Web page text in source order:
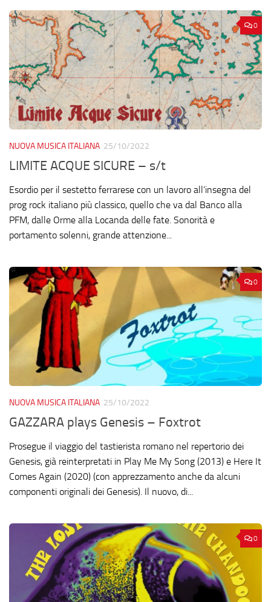
0
NUOVA MUSICA ITALIANA 25/10/2022
LIMITE ACQUE SICURE – s/t
Esordio per il sestetto ferrarese con un lavoro all’insegna del
prog rock italiano più classico, quello che va dal Banco alla
PFM, dalle Orme alla Locanda delle fate. Sonorità e
portamento solenni, grande attenzione...
0
NUOVA MUSICA ITALIANA 25/10/2022
GAZZARA plays Genesis – Foxtrot
Prosegue il viaggio del tastierista romano nel repertorio dei
Genesis, già reinterpretati in Play Me My Song (2013) e Here It
Comes Again (2020) (con apprezzamento anche da alcuni
componenti originali dei Genesis). Il nuovo, di...
0